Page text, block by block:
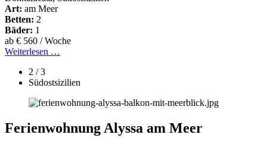
Art: am Meer
Betten: 2
Bäder: 1
ab € 560 / Woche
Weiterlesen …
2 / 3
Südostsizilien
Ferienwohnung Alyssa am Meer